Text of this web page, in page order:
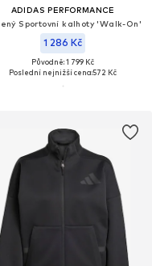
ADIDAS PERFORMANCE
Sportovní kalhoty 'Walk-On'
1 286 Kč
Původně: 1 799 Kč
Poslední nejnižší cena:572 Kč